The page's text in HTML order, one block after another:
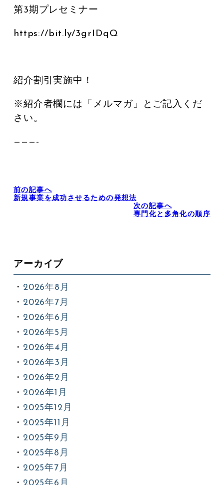
第3期プレセミナー
https://bit.ly/3grIDqQ
紹介割引実施中！
※紹介者欄には「メルマガ」とご記入くだ
さい。
———-
前の記事へ
新規事業を成功させるための発想法
次の記事へ
専門化と多角化の順序
アーカイブ
2026年8月
2026年7月
2026年6月
2026年5月
2026年4月
2026年3月
2026年2月
2026年1月
2025年12月
2025年11月
2025年9月
2025年8月
2025年7月
2025年6月